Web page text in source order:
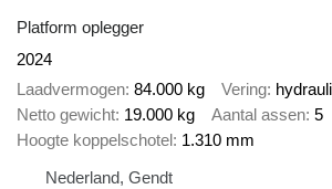
Platform oplegger
2024
Laadvermogen 84.000 kg Vering
Netto gewicht 19.000 kg Aantal assen 5
Hoogte koppelschotel 1.310 mm
Nederland, Gendt